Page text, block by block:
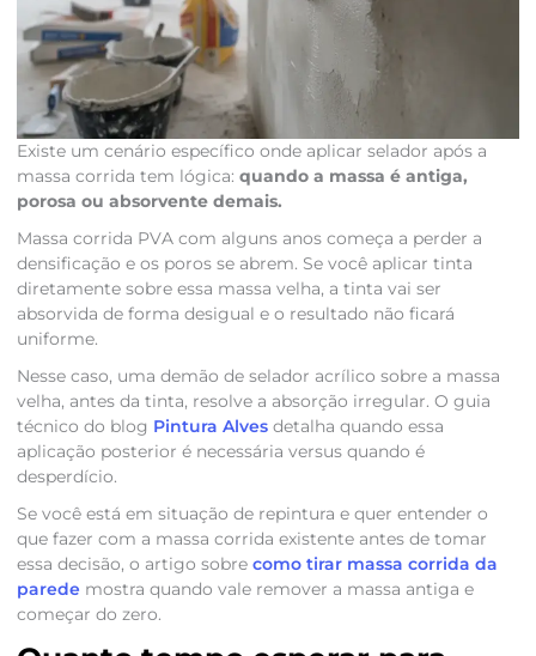
Existe um cenário específico onde aplicar selador após a
massa corrida tem lógica: quando a massa é antiga,
porosa ou absorvente demais.
Massa corrida PVA com alguns anos começa a perder a
densificação e os poros se abrem. Se você aplicar tinta
diretamente sobre essa massa velha, a tinta vai ser
absorvida de forma desigual e o resultado não ficará
uniforme.
Nesse caso, uma demão de selador acrílico sobre a massa
velha, antes da tinta, resolve a absorção irregular. O guia
técnico do blog Pintura Alvesdetalha quando essa
aplicação posterior é necessária versus quando é
desperdício.
Se você está em situação de repintura e quer entender o
que fazer com a massa corrida existente antes de tomar
essa decisão, o artigo sobre como tirar massa corrida da
paredemostra quando vale remover a massa antiga e
começar do zero.